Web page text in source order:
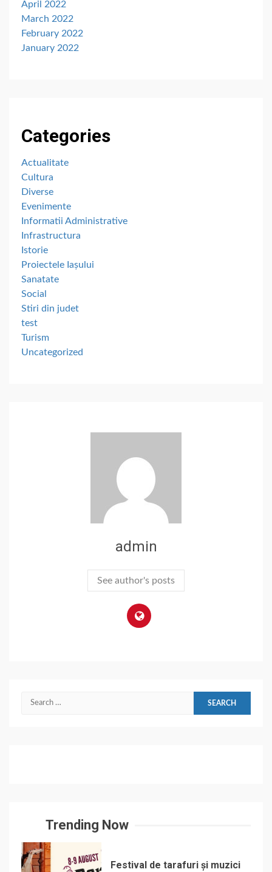
April 2022
March 2022
February 2022
January 2022
Categories
Actualitate
Cultura
Diverse
Evenimente
Informatii Administrative
Infrastructura
Istorie
Proiectele Iașului
Sanatate
Social
Stiri din judet
test
Turism
Uncategorized
admin
See author's posts
Search
Trending Now
Festival de tarafuri și muzici